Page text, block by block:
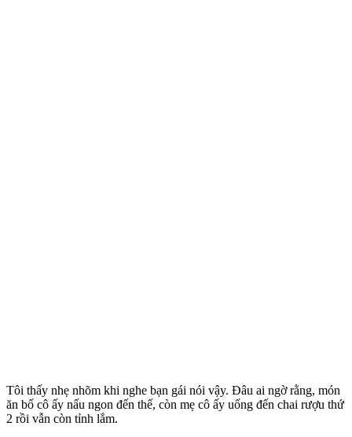
Tôi thấy nhẹ nhõm khi nghe bạn gái nói vậy. Đâu ai ngờ rằng, món
ăn bố cô ấy nấu ngon đến thế, còn mẹ cô ấy uống đến chai rượu thứ
2 rồi vẫn còn tỉnh lắm.